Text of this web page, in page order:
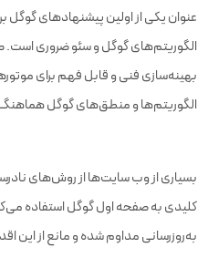
عنوان یکی از اولین پیشنهادهای گوگل
الگوریتم‌های گوگل و سئو ضروری
بهینه‌سازی فنی و قابل فهم برای
الگوریتم‌ها و منطق‌های گوگل
بسیاری از وب سایت‌ها از روش‌های
کلیدی به صفحه اول گوگل استفاده
به‌روزرسانی مداوم شده و مانع از این